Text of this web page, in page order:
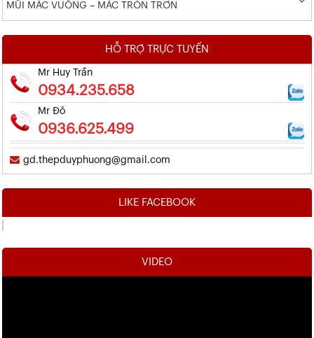
MŨI MÁC VUÔNG – MÁC TRÒN TRƠN
HỖ TRỢ TRỰC TUYẾN
Mr Huy Trần
0934.235.658
Mr Đô
0936.625.499
gd.thepduyphuong@gmail.com
LIKE FACEBOOK
VIDEO